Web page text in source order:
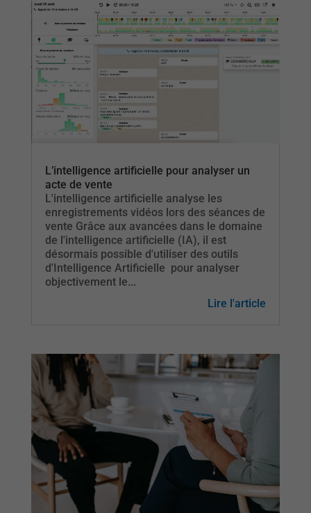
L’intelligence artificielle pour analyser un
acte de vente
L'intelligence artificielle analyse les
enregistrements vidéos lors des séances de
vente Grâce aux avancées dans le domaine
de l'intelligence artificielle (IA), il est
désormais possible d'utiliser des outils
d'Intelligence Artificielle pour analyser
objectivement le...
Lire l'article